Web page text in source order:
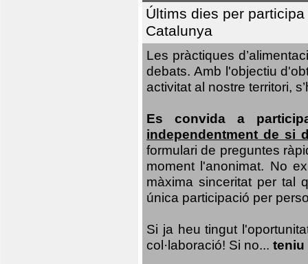
Últims dies per
Catalunya
Les pràctiques
debats. Amb l'objectiu
activitat al nostre territori,
Es convida a
independentment de si
formulari de preguntes
moment l'anonimat. No
màxima sinceritat per tal
única participació per
Si ja heu tingut
col·laboració! Si no... teniu